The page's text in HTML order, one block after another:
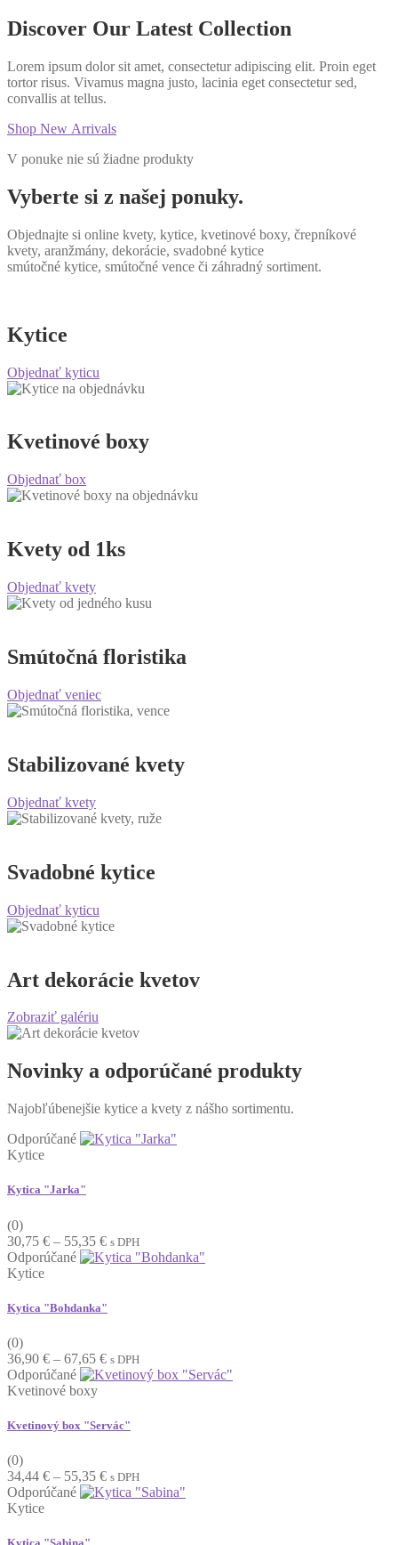
Discover Our Latest Collection
Lorem ipsum dolor sit amet, consectetur adipiscing elit. Proin eget
tortor risus. Vivamus magna justo, lacinia eget consectetur sed,
convallis at tellus.
Shop New Arrivals
V ponuke nie sú žiadne produkty
Vyberte si z našej ponuky.
Objednajte si online kvety, kytice, kvetinové boxy, črepníkové
kvety, aranžmány, dekorácie, svadobné kytice
smútočné kytice, smútočné vence či záhradný sortiment.
Kytice
Objednať kyticu
Kvetinové boxy
Objednať box
Kvety od 1ks
Objednať kvety
Smútočná floristika
Objednať veniec
Stabilizované kvety
Objednať kvety
Svadobné kytice
Objednať kyticu
Art dekorácie kvetov
Zobraziť galériu
Novinky a odporúčané produkty
Najobľúbenejšie kytice a kvety z nášho sortimentu.
Odporúčané
Kytice
Kytica "Jarka"
(0)
30,75 € – 55,35 €Price
range:
55,35 €
s DPH
Odporúčané
Kytice
Kytica "Bohdanka"
(0)
36,90 € – 67,65 €Price
range:
67,65 €
s DPH
Odporúčané
Kvetinové boxy
Kvetinový box "Servác"
(0)
34,44 € – 55,35 €Price
range:
s DPH
Odporúčané
Kytice